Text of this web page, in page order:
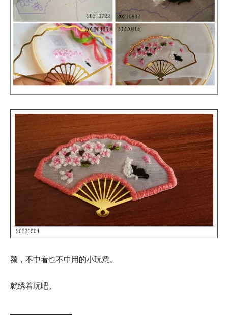
额，不中看也不中用的小玩意。
就绣着玩吧。